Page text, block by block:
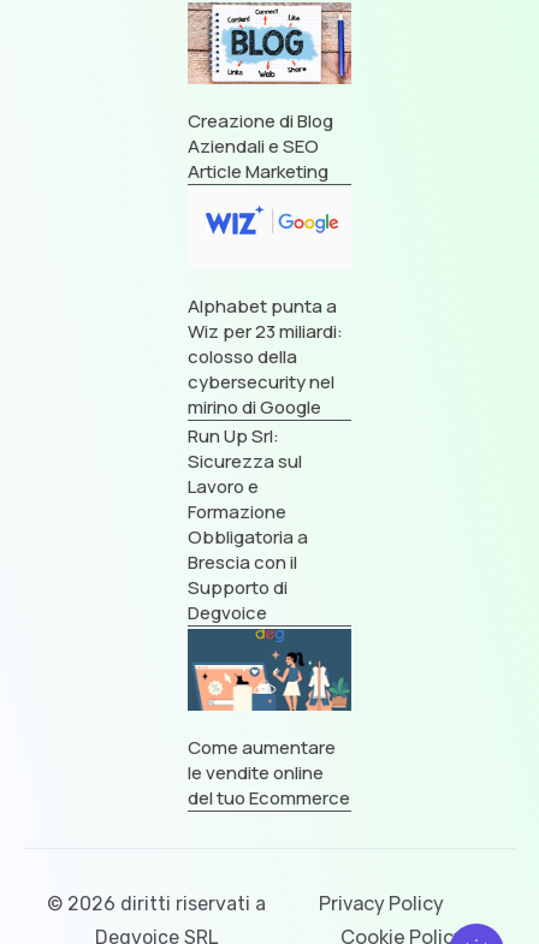
Creazione di Blog
Aziendali e SEO
Article Marketing
Alphabet punta a
Wiz per 23 miliardi:
colosso della
cybersecurity nel
mirino di Google
Run Up Srl:
Sicurezza sul
Lavoro e
Formazione
Obbligatoria a
Brescia con il
Supporto di
Degvoice
Come aumentare
le vendite online
del tuo Ecommerce
© 2026 diritti riservati a
Degvoice SRL
Privacy Policy
Cookie Policy